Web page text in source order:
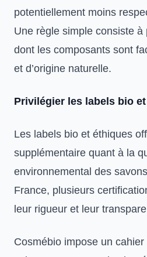
potentiellement moins
Une règle simple consiste
dont les composants sont
et d’origine naturelle.
Privilégier les labels bio
Les labels bio et éthiques
supplémentaire quant à la
environnemental des
France, plusieurs
leur rigueur et leur
Cosmébio impose un